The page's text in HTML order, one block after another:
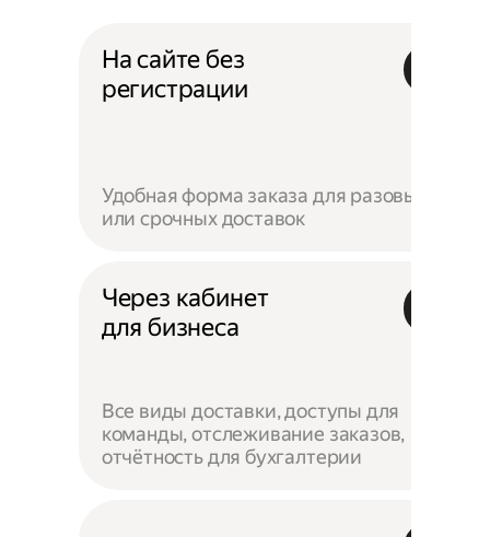
На сайте без
регистрации
Удобная форма заказа для разовых
или срочных доставок
Через кабинет
для бизнеса
Все виды доставки, доступы для
команды, отслеживание заказов,
отчётность для бухгалтерии